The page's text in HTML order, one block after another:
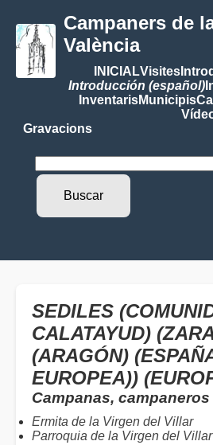
Campaners de
València
INICIALVisites
Introducción (español)
InventarisMunicipis
Gravacions
SEDILES
CALATAYUD)
(ARAGÓN)
EUROPEA))
Campanas,
Ermita de la Virgen del Villar
Parroquia de la Virgen del Villar